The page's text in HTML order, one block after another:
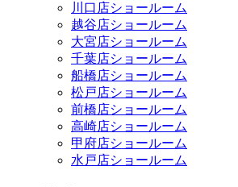
川口店ショールーム
越谷店ショールーム
大宮店ショールーム
千葉店ショールーム
船橋店ショールーム
松戸店ショールーム
前橋店ショールーム
高崎店ショールーム
甲府店ショールーム
水戸店ショールーム